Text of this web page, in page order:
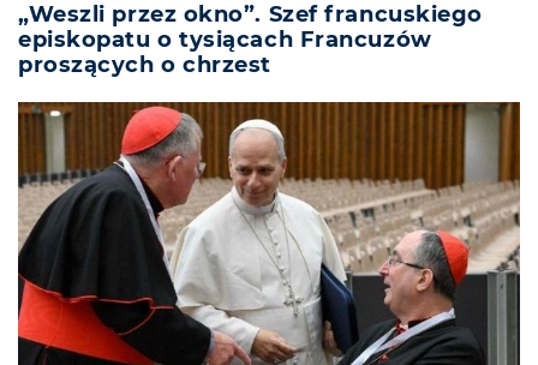
„Weszli przez okno”. Szef francuskiego
episkopatu o tysiącach Francuzów
proszących o chrzest